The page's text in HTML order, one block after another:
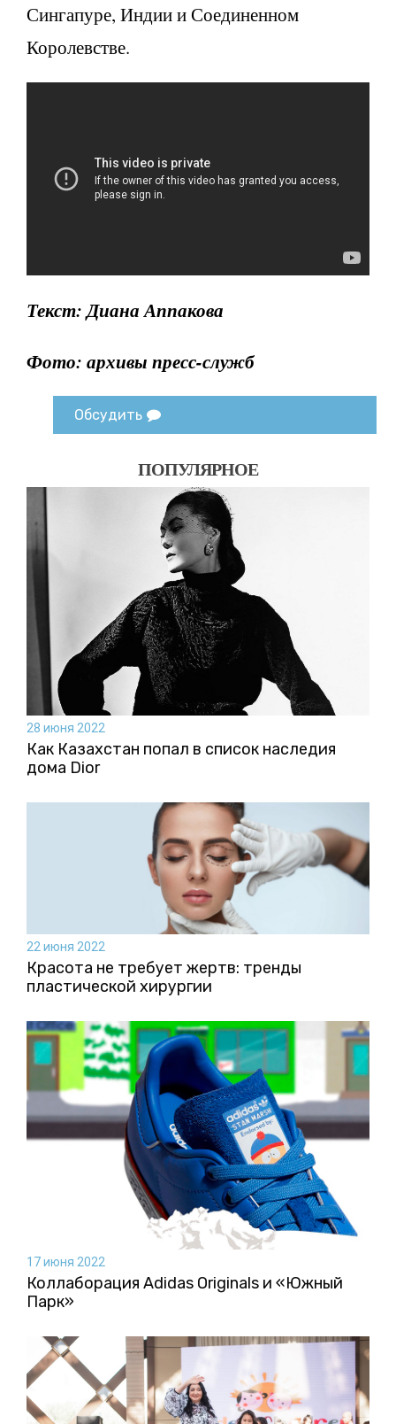
Сингапуре, Индии и Соединенном
Королевстве.
Текст: Диана Аппакова
Фото: архивы пресс-служб
Обсудить
ПОПУЛЯРНОЕ
28 июня 2022
Как Казахстан попал в список наследия
дома Dior
22 июня 2022
Красота не требует жертв: тренды
пластической хирургии
17 июня 2022
Коллаборация Аdidas Originals и «Южный
Парк»